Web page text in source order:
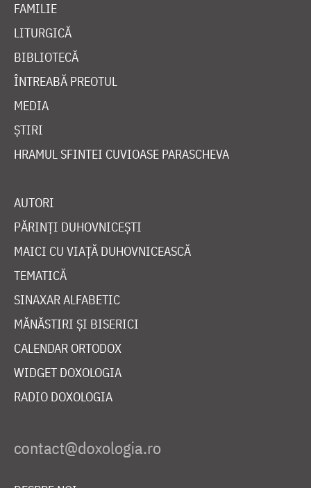
FAMILIE
LITURGICĂ
BIBLIOTECĂ
ÎNTREABĂ PREOTUL
MEDIA
ȘTIRI
HRAMUL SFINTEI CUVIOASE PARASCHEVA
AUTORI
PĂRINȚI DUHOVNICEȘTI
MAICI CU VIAȚĂ DUHOVNICEASCĂ
TEMATICĂ
SINAXAR ALFABETIC
MĂNĂSTIRI ȘI BISERICI
CALENDAR ORTODOX
WIDGET DOXOLOGIA
RADIO DOXOLOGIA